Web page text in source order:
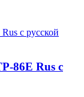
86E Rus с